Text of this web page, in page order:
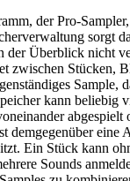
der Pro-
sorgt
der Überblick nicht
zwischen Stücken,
Sample,
kann beliebig
abgespielt
demgegenüber eine
Ein Stück kann
Sounds